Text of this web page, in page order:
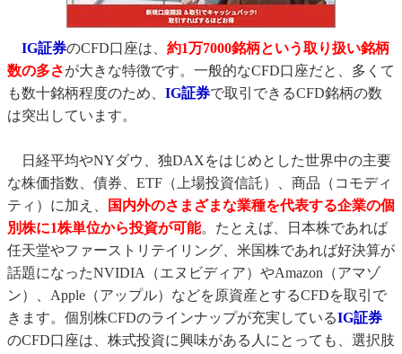
IG証券のCFD口座は、 約1万7000銘柄という取り扱い銘柄
数の多さが大きな特徴です。一般的なCFD口座だと、多くて
も数十銘柄程度のため、 IG証券で取引できるCFD銘柄の数
は突出しています。
日経平均やNYダウ、独DAXをはじめとした世界中の主要
な株価指数、債券、ETF（上場投資信託）、商品（コモディ
ティ）に加え、
国内外のさまざまな業種を代表する企業の個
別株に1株単位から投資が可能。たとえば、日本株であれば
任天堂やファーストリテイリング、米国株であれば好決算が
話題になったNVIDIA（エヌビディア）やAmazon（アマゾ
ン）、Apple（アップル）などを原資産とするCFDを取引で
きます。個別株CFDのラインナップが充実しているIG証券
のCFD口座は、株式投資に興味がある人にとっても、選択肢